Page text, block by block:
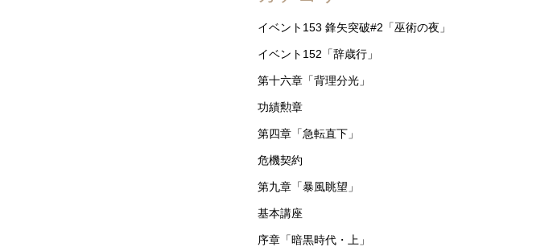
イベント153 鋒矢突破#2「巫術の夜」
イベント152「辞歳行」
第十六章「背理分光」
功績勲章
第四章「急転直下」
危機契約
第九章「暴風眺望」
基本講座
序章「暗黒時代・上」